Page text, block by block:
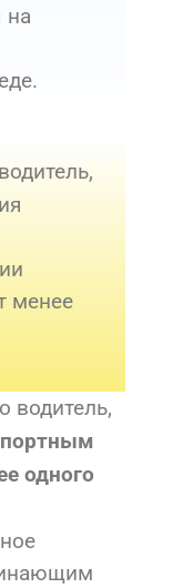
на
менее
водитель,
одного